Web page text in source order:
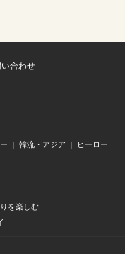
合わせ
韓流・アジア ヒーロー
を楽しむ